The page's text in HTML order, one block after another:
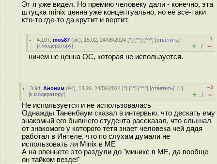
Эт я уже видел. Но премию человеку дали - конечно, эта
штуцка minix ценна уже концептуально, но её всё-таки
кто-то где-то да крутит и вертит.
4.107 ,mos87 (ok), 15:02, 24/06/2024 [^] [^^] [^^^] [ответить]
[к модератору]
–1
+ / –
ничем не ценна ОС, которая не используется.
3.94 ,Аноним (94), 13:26, 24/06/2024 [^] [^^] [^^^] [ответить][↑]
[к модератору]
–3
+ / –
Не используется и не использовалась
Однажды Таненбаум сказал в интервью, что дескать ему
знакомый его бывшего студента рассказал, что слышал
от знакомого у которого тетя знает человека чей дядя
работал в Интеле, что по слухам думали не
использовать ли Minix в ME
А на опеннете это раздули до "миникс в МЕ, да вообще
он тайком везде!"